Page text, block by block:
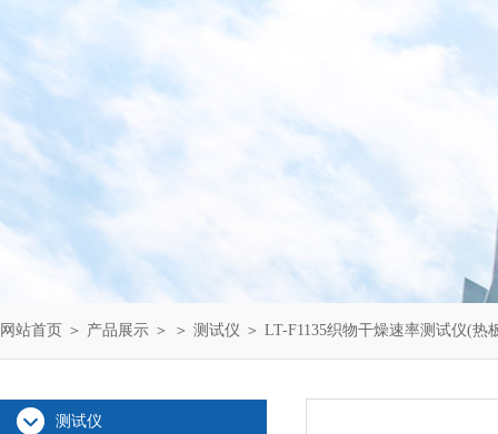
网站首页 ＞ 产品展示 ＞ ＞ 测试仪 ＞ LT-F1135织物干燥速率测试仪(热
测试仪